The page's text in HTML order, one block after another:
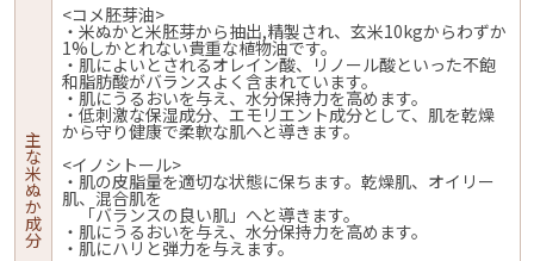
主
な
米
ぬ
か
成
分
<コメ胚芽油>
・米ぬかと米胚芽から抽出,精製され、玄米10kgからわずか
1%しかとれない貴重な植物油です。
・肌によいとされるオレイン酸、リノール酸といった不飽
和脂肪酸がバランスよく含まれています。
・肌にうるおいを与え、水分保持力を高めます。
・低刺激な保湿成分、エモリエント成分として、肌を乾燥
から守り健康で柔軟な肌へと導きます。
<イノシトール>
・肌の皮脂量を適切な状態に保ちます。乾燥肌、オイリー
肌、混合肌を
「バランスの良い肌」へと導きます。
・肌にうるおいを与え、水分保持力を高めます。
・肌にハリと弾力を与えます。